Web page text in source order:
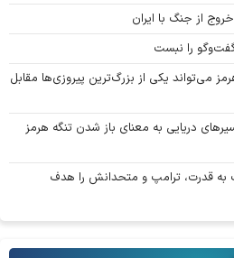
خروج از جنگ با ایران
را نبست
می‌تواند یکی از بزرگ‌ترین پیروزی‌ها مقابل
دریایی به معنای باز شدن تنگه هرمز
به قدرت، ترامپ و متحدانش را هدف